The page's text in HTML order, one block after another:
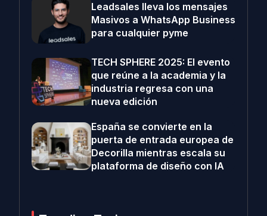
Leadsales lleva los mensajes
Masivos a WhatsApp Business
para cualquier pyme
TECH SPHERE 2025: El evento
que reúne a la academia y la
industria regresa con una
nueva edición
España se convierte en la
puerta de entrada europea de
Decorilla mientras escala su
plataforma de diseño con IA